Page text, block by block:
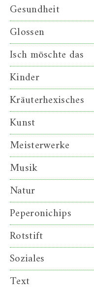
Gesundheit
Glossen
Isch möschte das
Kinder
Kräuterhexisches
Kunst
Meisterwerke
Musik
Natur
Peperonichips
Rotstift
Soziales
Text